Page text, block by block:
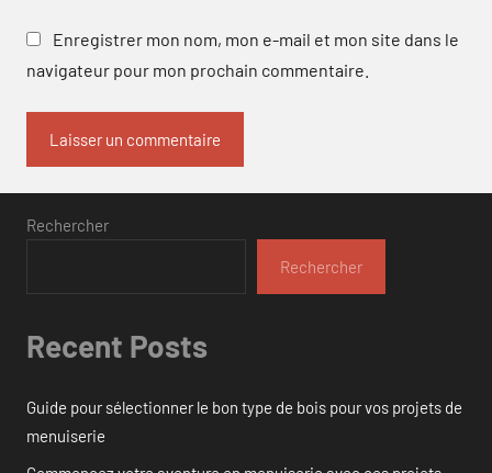
Enregistrer mon nom, mon e-mail et mon site dans le
navigateur pour mon prochain commentaire.
Rechercher
Rechercher
Recent Posts
Guide pour sélectionner le bon type de bois pour vos projets de
menuiserie